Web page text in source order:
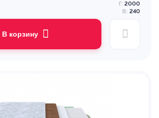
Г: 2000
В: 240
В корзину